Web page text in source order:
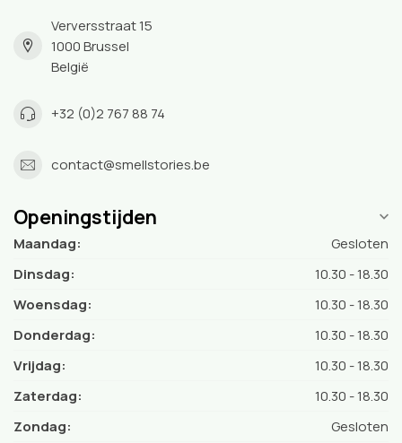
Verversstraat 15
1000 Brussel
België
+32 (0)2 767 88 74
contact@smellstories.be
Openingstijden
Maandag:
Gesloten
Dinsdag:
10.30 - 18.30
Woensdag:
10.30 - 18.30
Donderdag:
10.30 - 18.30
Vrijdag:
10.30 - 18.30
Zaterdag:
10.30 - 18.30
Zondag:
Gesloten